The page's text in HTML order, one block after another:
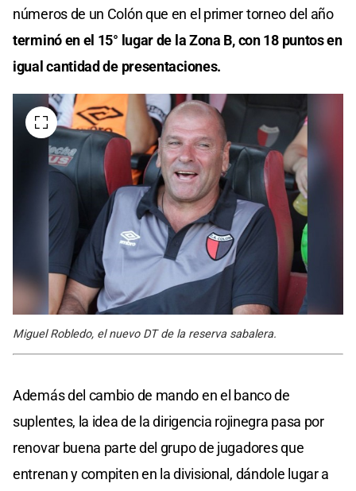
números de un Colón que en el primer torneo del año
terminó en el 15° lugar de la Zona B, con 18 puntos en
igual cantidad de presentaciones.
Miguel Robledo, el nuevo DT de la reserva sabalera.
Además del cambio de mando en el banco de
suplentes, la idea de la dirigencia rojinegra pasa por
renovar buena parte del grupo de jugadores que
entrenan y compiten en la divisional, dándole lugar a